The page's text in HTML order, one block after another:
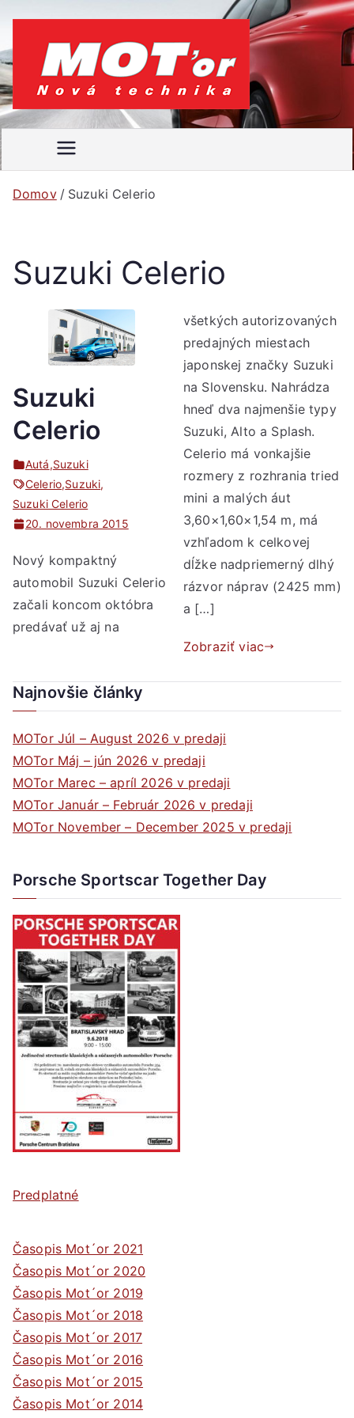
obsah
MOT'
or
Váš
motoristický
časopis
Domov Suzuki Celerio
Suzuki Celerio
Suzuki
Celerio
Autá,Suzuki
Celerio,Suzuki,
Suzuki Celerio
20. novembra 2015
Nový kompaktný
automobil Suzuki Celerio
začali koncom októbra
predávať už aj na
všetkých autorizovaných
predajných miestach
japonskej značky Suzuki
na Slovensku. Nahrádza
hneď dva najmenšie typy
Suzuki, Alto a Splash.
Celerio má vonkajšie
rozmery z rozhrania tried
mini a malých áut
3,60×1,60×1,54 m, má
vzhľadom k celkovej
dĺžke nadpriemerný dlhý
rázvor náprav (2425 mm)
a […]
Zobraziť viac
Najnovšie články
MOTor Júl – August 2026 v predaji
MOTor Máj – jún 2026 v predaji
MOTor Marec – apríl 2026 v predaji
MOTor Január – Február 2026 v predaji
MOTor November – December 2025 v predaji
Porsche Sportscar Together Day
Predplatné
Časopis Mot´or 2021
Časopis Mot´or 2020
Časopis Mot´or 2019
Časopis Mot´or 2018
Časopis Mot´or 2017
Časopis Mot´or 2016
Časopis Mot´or 2015
Časopis Mot´or 2014